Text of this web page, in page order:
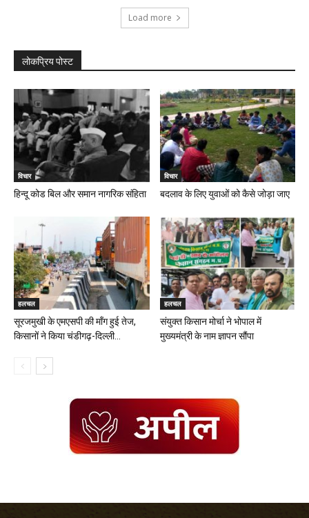
Load more
लोकप्रिय पोस्ट
विचार
हिन्दू कोड बिल और समान नागरिक संहिता
विचार
बदलाव के लिए युवाओं को कैसे जोड़ा जाए
हलचल
सूरजमुखी के एमएसपी की मॉंग हुई तेज,
किसानों ने किया चंडीगढ़-दिल्ली...
हलचल
संयुक्त किसान मोर्चा ने भोपाल में
मुख्यमंत्री के नाम ज्ञापन सौंपा